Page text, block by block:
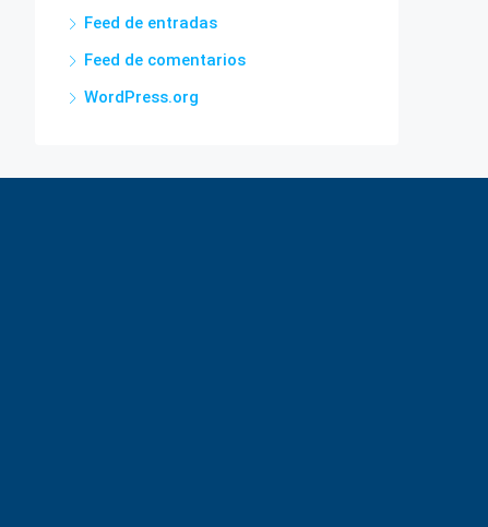
Feed de entradas
Feed de comentarios
WordPress.org